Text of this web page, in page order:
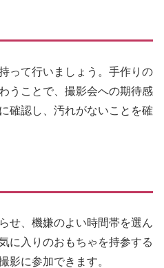
って行いましょう。手作りの
うことで、撮影会への期待感
確認し、汚れがないことを確
せ、機嫌のよい時間帯を選ん
に入りのおもちゃを持参する
影に参加できます。